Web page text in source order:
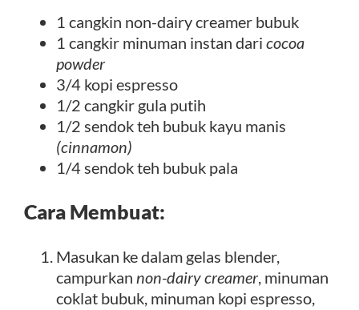
1 cangkin non-dairy creamer bubuk
1 cangkir minuman instan dari cocoa
powder
3/4 kopi espresso
1/2 cangkir gula putih
1/2 sendok teh bubuk kayu manis
(cinnamon)
1/4 sendok teh bubuk pala
Cara Membuat:
Masukan ke dalam gelas blender,
campurkan non-dairy creamer, minuman
coklat bubuk, minuman kopi espresso,